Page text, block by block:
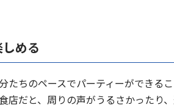
める
たちのペースでパーティーができる
店だと、周りの声がうるさかったり